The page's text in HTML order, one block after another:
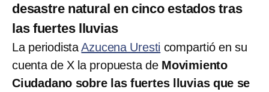
desastre natural en cinco estados tras
las fuertes lluvias
La periodistaAzucena Uresti compartió en su
cuenta de X la propuesta de Movimiento
Ciudadano sobre las fuertes lluvias que se